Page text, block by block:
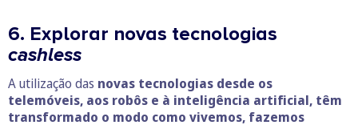
6. Explorar novas tecnologias
cashless
A utilização das novas tecnologias desde os
telemóveis, aos robôs e à inteligência artificial, têm
transformado o modo como vivemos, fazemos